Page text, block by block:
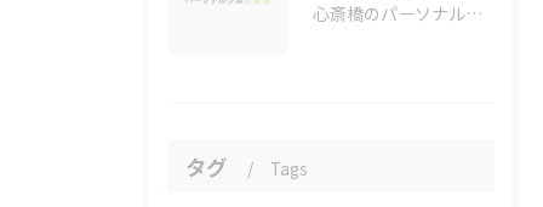
心斎橋のパーソナルジムで実感するダイエット効果
タグ Tags